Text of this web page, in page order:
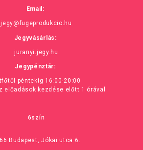
Email:
jegy@fugeprodukcio.hu
Jegyvásárlás:
juranyi.jegy.hu
Jegypénztár:
péntekig 16:00-20:00
előadások kezdése előtt 1 órával
6szín
Budapest, Jókai utca 6.